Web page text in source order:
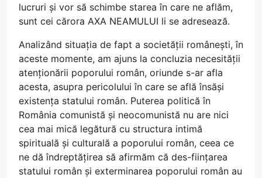
lucruri și vor să schimbe starea în care ne aflăm,
sunt cei cărora AXA NEAMULUI li se adresează.
Analizând situația de fapt a societății românești, în
aceste momente, am ajuns la concluzia necesității
atenționării poporului român, oriunde s-ar afla
acesta, asupra pericolului în care se află însăși
existența statului român. Puterea politică în
România comunistă și neocomunistă nu are nici
cea mai mică legătură cu structura intimă
spirituală și culturală a poporului român, ceea ce
ne dă îndreptățirea să afirmăm că des-ființarea
statului român și exterminarea poporului român au